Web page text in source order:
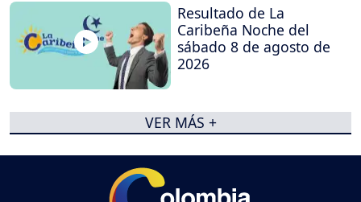
Resultado de La
Caribeña Noche del
sábado 8 de agosto de
2026
VER MÁS +